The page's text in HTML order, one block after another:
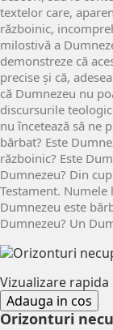
textelor care,
războinic,
milostivă a
demonstreze că
precise și că,
că Dumnezeu nu
discursurile
nu încetează să ne
bărbat? Este
războinic? Este
Dumnezeu? Din
Testament. Numele
Dumnezeu este
Dumnezeu? Un
Vizualizare rapida
Adauga in cos
Orizonturi